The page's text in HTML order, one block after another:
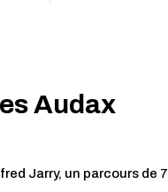
Audax
Jarry, un parcours de 7